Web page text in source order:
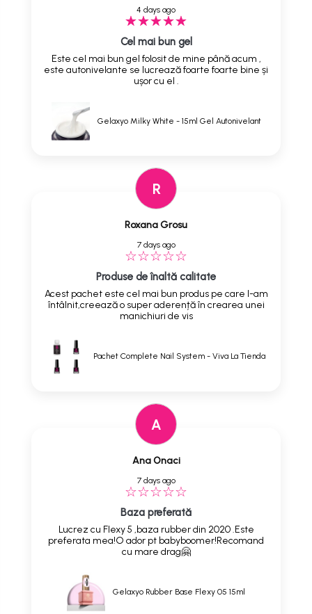
4 days ago
Cel mai bun gel
Este cel mai bun gel folosit de mine până acum ,
este autonivelante se lucrează foarte foarte bine și
ușor cu el .
Gelaxyo Milky White - 15ml Gel Autonivelant
R
Roxana Grosu
7 days ago
Produse de înaltă calitate
Acest pachet este cel mai bun produs pe care l-am
întâlnit,creează o super aderență în crearea unei
manichiuri de vis
Pachet Complete Nail System - Viva La Tienda
A
Ana Onaci
7 days ago
Baza preferată
Lucrez cu Flexy 5 ,baza rubber din 2020 .Este
preferata mea!O ador pt babyboomer!Recomand
cu mare drag🤗
Gelaxyo Rubber Base Flexy 05 15ml